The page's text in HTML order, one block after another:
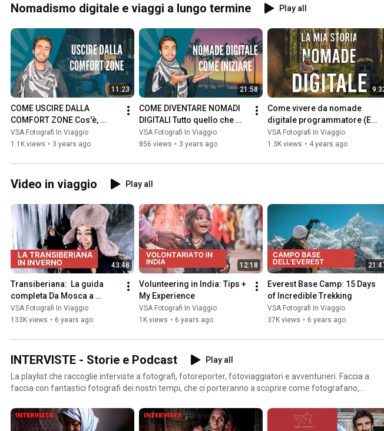
Nomadismo digitale e viaggi a lungo termine Play all
11:23
COME USCIRE DALLA
COMFORT ZONE Cos'è,
come uscire dalla zona di
comfort e i consigli per
VSA Fotografi In Viaggio
1.1K views • 3 years ago
21:58
COME DIVENTARE NOMADI
DIGITALI Tutto quello che
devi sapere per iniziare e
quali lavori fare
VSA Fotografi In Viaggio
856 views • 3 years ago
Come vivere da nomade
digitale programmatore (E
poi fotografo): la mia storia
VSA Fotografi In Viaggio
1.3K views • 4 years ago
Video in viaggio Play all
43:48
Transiberiana:  La guida
completa Da Mosca a
Vladivostok in inverno più la
nostra esperienza.
VSA Fotografi In Viaggio
133K views • 6 years ago
12:18
Volunteering in India: Tips +
My Experience
VSA Fotografi In Viaggio
1K views • 6 years ago
Everest Base Camp: 15 Days
of Incredible Trekking
VSA Fotografi In Viaggio
37K views • 6 years ago
INTERVISTE - Storie e Podcast
Play all
La playlist che raccoglie interviste a fotografi, fotoreporter, fotoviaggiatori e avventurieri. Faccia a
faccia con fantastici fotografi dei nostri tempi, che ci porteranno a scoprire come fotografano,
il successo.